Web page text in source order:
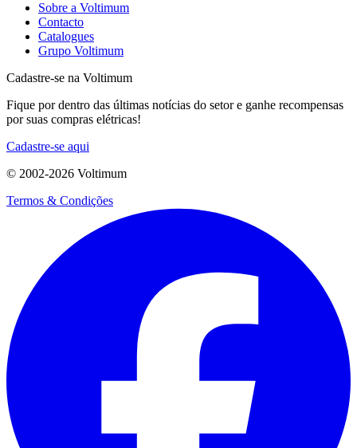
Sobre a Voltimum
Contacto
Catalogues
Grupo Voltimum
Cadastre-se na Voltimum
Fique por dentro das últimas notícias do setor e ganhe recompensas
por suas compras elétricas!
Cadastre-se aqui
© 2002-2026 Voltimum
Termos & Condições